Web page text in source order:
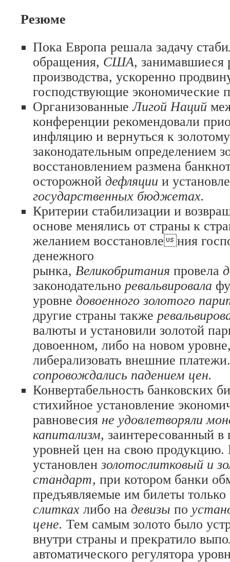
Резюме
Пока Европа решала задачу
обращения, США, занимавшиеся
производства, ускоренно
господствующие экономические
ОрганизованныеЛигой Наций
конференции рекомендовали
инфляцию и вернуться к
законодательным определением
восстановлением размена
осторожной дефляции и
государственных бюджетах.
Критерии стабилизации и
основе менялись от страны к
желанием восстановления
денежного
рынка, Великобритания провела
законодательно ревальвировала
уровне довоенного золотого
другие страны также
валюты и установили золотой
довоенном, либо на новом
либерализовать внешние
сопровождались падением цен.
Конвертабельность банковских
стихийное установление
равновесия не удовлетворяли
капитализм, заинтересованный
уровней цен на свою продукцию.
установлензолотослитковый и
стандарт, при котором банки
предъявляемые им билеты
слитках либо на девизы по
цене. Тем самым золото было
внутри страны и прекратило
автоматического регулятора